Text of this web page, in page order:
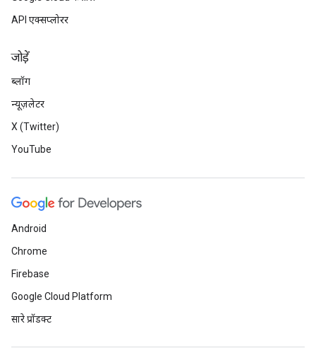
API एक्सप्लोरर
जोड़ें
ब्लॉग
न्यूज़लेटर
X (Twitter)
YouTube
Android
Chrome
Firebase
Google Cloud Platform
सारे प्रॉडक्ट